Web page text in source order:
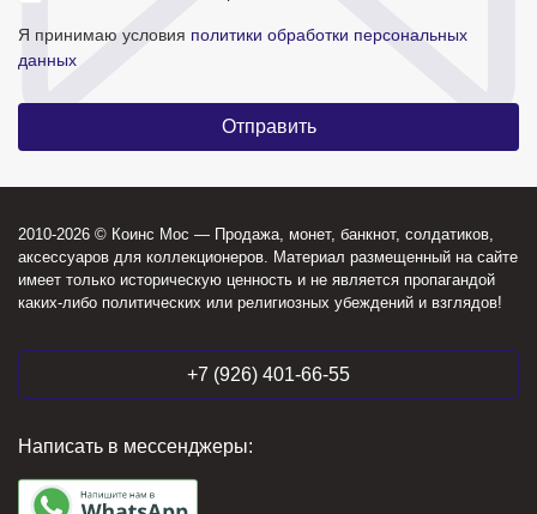
Я принимаю условия политики обработки персональных
данных
2010-2026 © Коинс Мос — Продажа, монет, банкнот, солдатиков,
аксессуаров для коллекционеров. Материал размещенный на сайте
имеет только историческую ценность и не является пропагандой
каких-либо политических или религиозных убеждений и взглядов!
+7 (926) 401-66-55
Написать в мессенджеры: